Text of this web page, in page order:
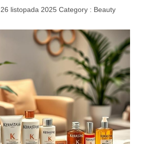
26 listopada 2025 Category : Beauty